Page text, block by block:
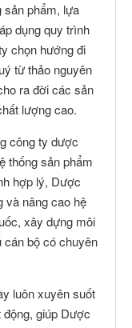
sản phẩm, lựa
dụng quy trình
chọn hướng đi
từ thảo nguyên
ra đời các sản
lượng cao.
công ty dược
thống sản phẩm
hợp lý, Dược
và nâng cao hệ
xây dựng môi
cán bộ có chuyên
luôn xuyên suốt
giúp Dược